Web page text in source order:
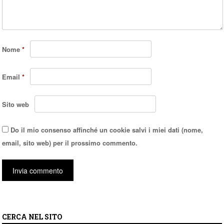
Nome*
Email*
Sito web
Do il mio consenso affinché un cookie salvi i miei dati (nome,
email, sito web) per il prossimo commento.
CERCA NEL SITO